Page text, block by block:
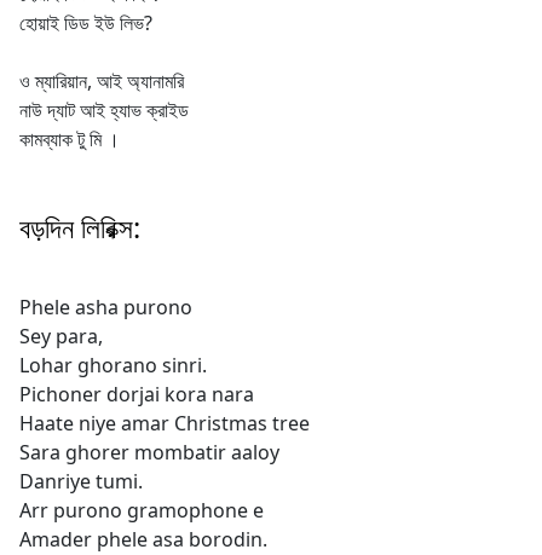
হোয়াই ডিড ইউ লিভ?
ও ম্যারিয়ান, আই অ্যানামরি
নাউ দ্যাট আই হ্যাভ ক্রাইড
কামব্যাক টু মি ।
বড়দিন লিরিক্স:
Phele asha purono
Sey para,
Lohar ghorano sinri.
Pichoner dorjai kora nara
Haate niye amar Christmas tree
Sara ghorer mombatir aaloy
Danriye tumi.
Arr purono gramophone e
Amader phele asa borodin.